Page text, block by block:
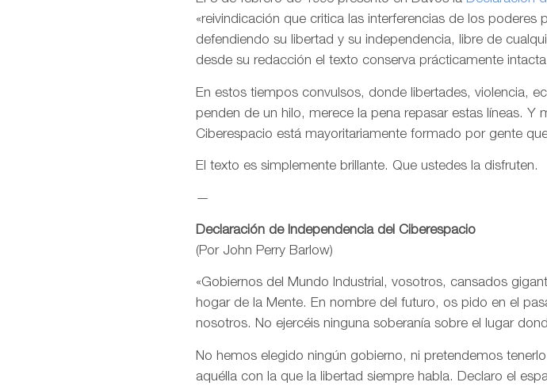
«reivindicación que critica las interferencias de los poderes
defendiendo su libertad y su independencia, libre de
desde su redacción el texto conserva prácticamente
En estos tiempos convulsos, donde libertades, violencia,
penden de un hilo, merece la pena repasar estas líneas. Y
Ciberespacio está mayoritariamente formado por gente
El texto es simplemente brillante. Que ustedes la disfruten.
—
Declaración de Independencia del Ciberespacio
(Por John Perry Barlow)
«Gobiernos del Mundo Industrial, vosotros, cansados
hogar de la Mente. En nombre del futuro, os pido en el
nosotros. No ejercéis ninguna soberanía sobre el lugar
No hemos elegido ningún gobierno, ni pretendemos
aquélla con la que la libertad siempre habla. Declaro el